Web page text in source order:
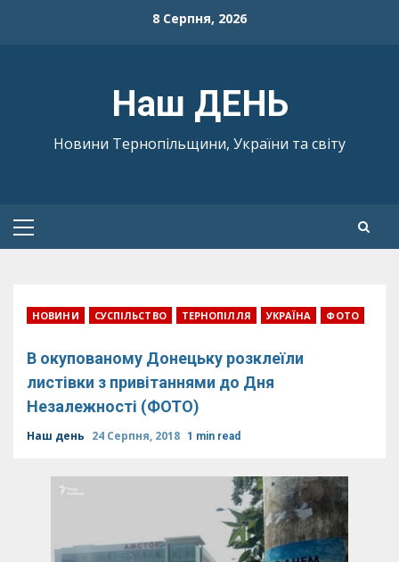
8 Серпня, 2026
Наш ДЕНЬ
Новини Тернопільщини, України та світу
Primary
НОВИНИ СУСПІЛЬСТВО ТЕРНОПІЛЛЯ УКРАЇНА ФОТО
В окупованому Донецьку розклеїли
листівки з привітаннями до Дня
Незалежності (ФОТО)
Наш день 24 Серпня, 2018 1 min read